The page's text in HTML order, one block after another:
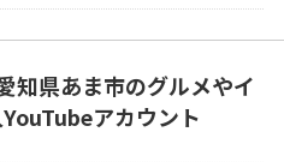
知県あま市のグルメやイ
アカウント